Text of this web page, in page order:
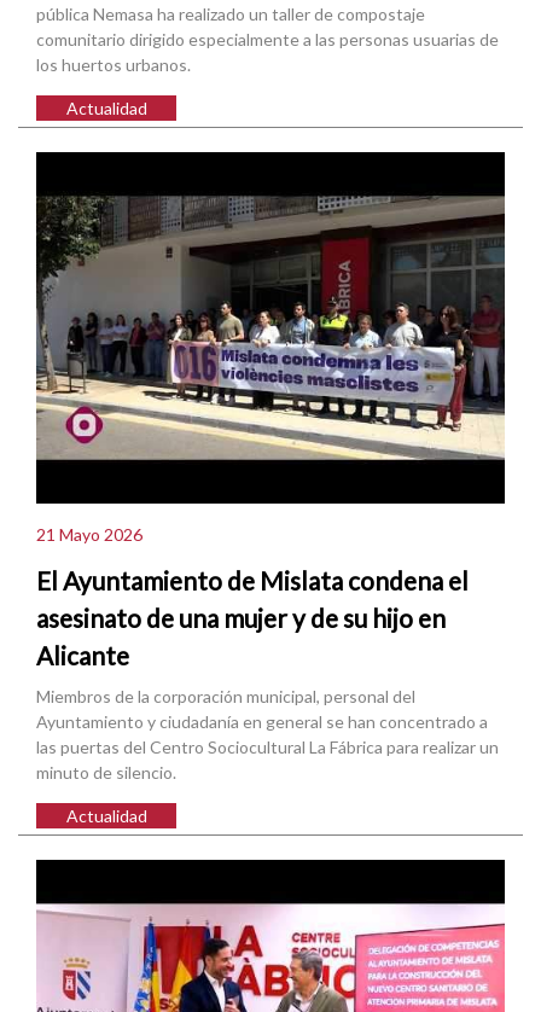
pública Nemasa ha realizado un taller de compostaje
comunitario dirigido especialmente a las personas usuarias de
los huertos urbanos.
Actualidad
21 Mayo 2026
El Ayuntamiento de Mislata condena el
asesinato de una mujer y de su hijo en
Alicante
Miembros de la corporación municipal, personal del
Ayuntamiento y ciudadanía en general se han concentrado a
las puertas del Centro Sociocultural La Fábrica para realizar un
minuto de silencio.
Actualidad